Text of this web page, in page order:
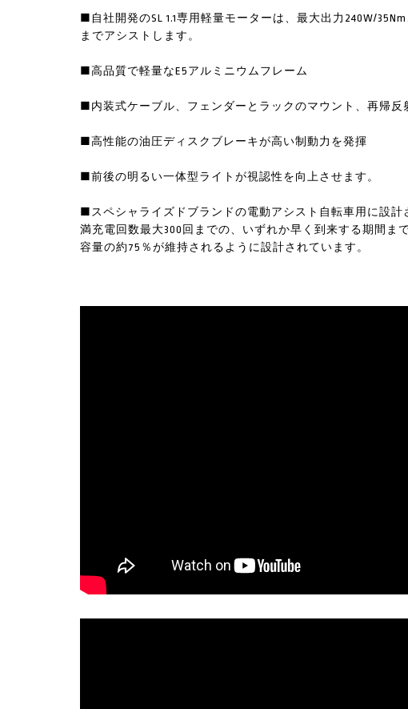
■自社開発のSL 1.1専用軽量モーターは、最大出力240W/
までアシストします。
■高品質で軽量なE5アルミニウムフレーム
■内装式ケーブル、フェンダーとラックのマウント、再帰反
■高性能の油圧ディスクブレーキが高い制動力を発揮
■前後の明るい一体型ライトが視認性を向上させます。
■スペシャライズドブランドの電動アシスト自転車用に設
満充電回数最大300回までの、いずれか早く到来する期間ま
容量の約75％が維持されるように設計されています。